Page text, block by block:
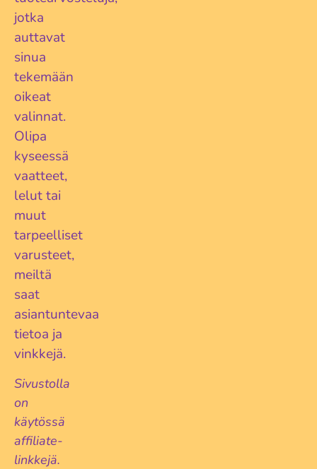
Woom GO 1 lasten potkupyörä 12″
Lue lisää...
jotka
auttavat
sinua
tekemään
oikeat
valinnat.
Olipa
kyseessä
vaatteet,
lelut tai
muut
tarpeelliset
varusteet,
meiltä
saat
asiantuntevaa
tietoa ja
vinkkejä.
Sivustolla
on
käytössä
affiliate-
linkkejä.